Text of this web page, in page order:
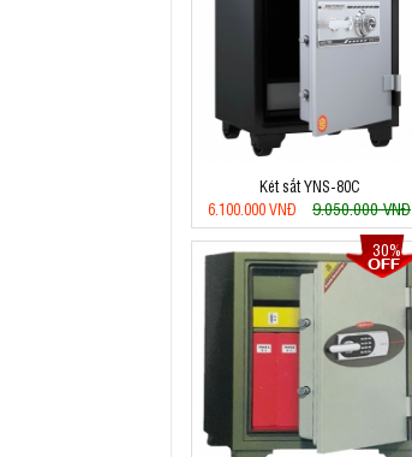
Két sắt YNS-80C
6.100.000 VNĐ
9.050.000 VNĐ
30%